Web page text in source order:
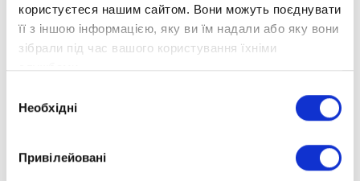
користуєтеся нашим сайтом. Вони можуть поєднувати
її з іншою інформацією, яку ви їм надали або яку вони
зібрали під час вашого користування їхніми
службами.
згоди
Необхідні
Привілейовані
багато практичних завдань усіх типів, які
зустрічаються на контрольних, екзаменах та
ЗНО. Ваша дитина буде готова до будь-яких
викликів!
Дистанційна школа «Оптіма»
Блог Optima School про освіту, навчання та розвиток